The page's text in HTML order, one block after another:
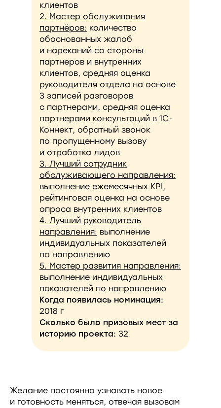
клиентов
2. Мастер обслуживания
партнёров: количество
обоснованных жалоб
и нареканий со стороны
партнеров и внутренних
клиентов, средняя оценка
руководителя отдела на основе
3 записей разговоров
с партнерами, средняя оценка
партнерами консультаций в 1С-
Коннект, обратный звонок
по пропущенному вызову
и отработка лидов
3. Лучший сотрудник
обслуживающего направления:
выполнение ежемесячных KPI,
рейтинговая оценка на основе
опроса внутренних клиентов
4. Лучший руководитель
направления: выполнение
индивидуальных показателей
по направлению
5. Мастер развития направления:
выполнение индивидуальных
показателей по направлению
Когда появилась номинация:
2018 г
Сколько было призовых мест за
историю проекта: 32
Желание постоянно узнавать новое
и готовность меняться, отвечая вызовам